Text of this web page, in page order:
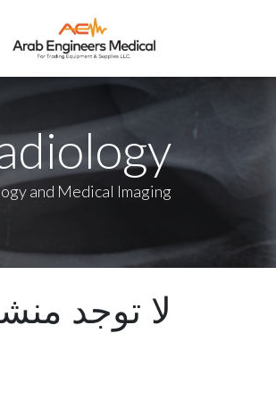
and Medical Imaging
لا توجد